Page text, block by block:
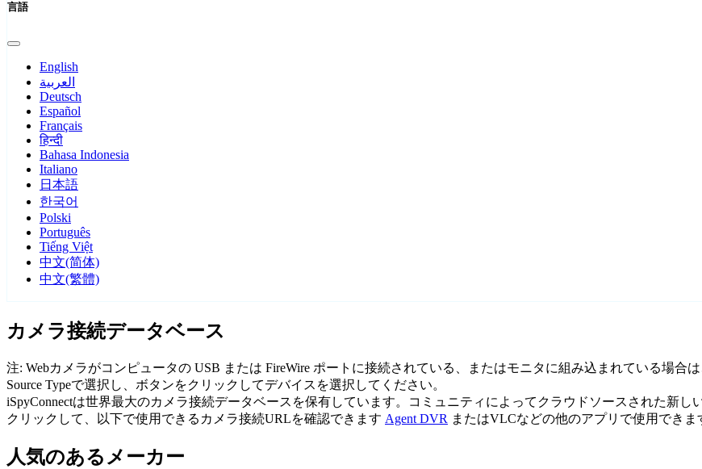
言語
English
العربية
Deutsch
Español
Français
हिन्दी
Bahasa Indonesia
Italiano
日本語
한국어
Polski
Português
Tiếng Việt
中文(简体)
中文(繁體)
カメラ接続データベース
注: Webカメラがコンピュータの USB または FireWire ポートに接続されている、またはモニタに組み込まれている場合
Source Typeで選択し、ボタンをクリックしてデバイスを選択してください。
iSpyConnectは世界最大のカメラ接続データベースを保有しています。コミュニティによってクラウドソースされた新
クリックして、以下で使用できるカメラ接続URLを確認できます Agent DVR またはVLCなどの他のアプリで使用できま
人気のあるメーカー